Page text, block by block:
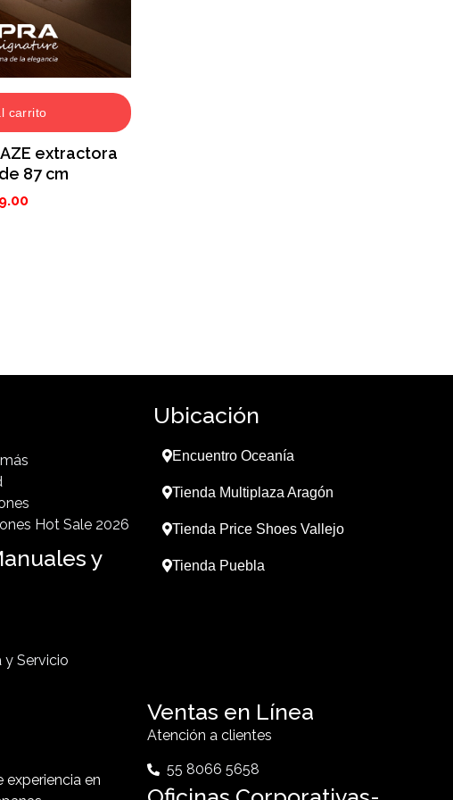
carrito
extractora
87 cm
Hot Sale 2026
y
y Servicio
Ubicación
Encuentro Oceanía
Tienda Multiplaza Aragón
Tienda Price Shoes Vallejo
Tienda Puebla
en
Ventas en Línea
Atención a clientes
55 8066 5658